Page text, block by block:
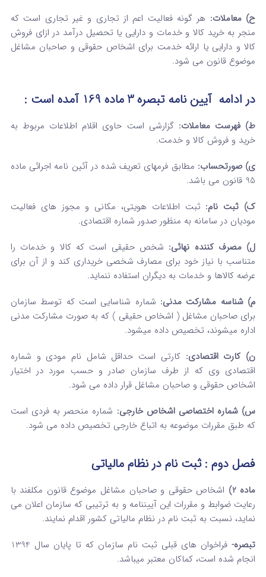
ح) معاملات: هر گونه فعالیت اعم از تجاری و غیر تجاری است که
منجر به خرید کالا و خدمات و دارایی یا تحصیل درآمد در ازای فروش
کالا و دارایی یا ارائه خدمت برای اشخاص حقوقی و صاحبان مشاغل
موضوع قانون می شود.
در ادامه آیین نامه تبصره 3 ماده 169 آمده است :
ط) فهرست معاملات: گزارشی است حاوی اقلام اطلاعات مربوط به
خرید و فروش کالا و خدمت.
ی) صورتحساب: مطابق فرم­های تعریف شده در آئین نامه اجرائی ماده
95 قانون می باشد.
ک) ثبت نام: ثبت اطلاعات هویتی، مکانی و مجوز های فعالیت
مودیان در سامانه به منظور صدور شماره اقتصادی.
ل) مصرف کننده نهائی: شخص حقیقی است که کالا و خدمات را
متناسب با نیاز خود برای مصارف شخصی خریداری کند و از آن برای
عرضه کالاها و خدمات به دیگران استفاده ننماید.
م) شناسه مشارکت مدنی: شماره شناسایی است که توسط سازمان
برای صاحبان مشاغل ( اشخاص حقیقی ) که به صورت مشارکت مدنی
اداره می­شوند، تخصیص داده می­شود.
ن) کارت اقتصادی: کارتی است حداقل شامل نام مودی و شماره
اقتصادی وی که از طرف سازمان صادر و حسب مورد در اختیار
اشخاص حقوقی و صاحبان مشاغل قرار داده می شود.
س) شماره اختصاصی اشخاص خارجی: شماره منحصر به فردی است
که طبق مقررات موضوعه به اتباع خارجی تخصیص داده می شود.
فصل دوم : ثبت نام در نظام مالیاتی
ماده 2)
اشخاص حقوقی و صاحبان مشاغل موضوع قانون مکلفند با
رعایت ضوابط و مقررات این آیین­نامه و به ترتیبی که سازمان اعلان می
نماید، نسبت به ثبت نام در نظام مالیاتی کشور اقدام نمایند.
تبصره-
فراخوان های قبلی ثبت نام سازمان که تا پایان سال 1394
انجام شده است، کماکان معتبر می­باشد.